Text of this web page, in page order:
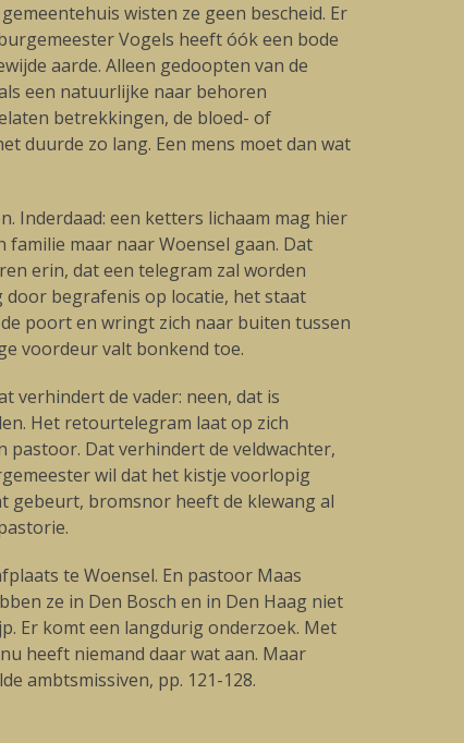
wisten ze geen bescheid. Er
Vogels heeft óók een bode
aarde. Alleen gedoopten van de
een natuurlijke naar behoren
betrekkingen, de bloed- of
duurde zo lang. Een mens moet dan wat
Inderdaad: een ketters lichaam mag hier
maar naar Woensel gaan. Dat
erin, dat een telegram zal worden
door begrafenis op locatie, het staat
poort en wringt zich naar buiten tussen
voordeur valt bonkend toe.
verhindert de vader: neen, dat is
Het retourtelegram laat op zich
pastoor. Dat verhindert de veldwachter,
wil dat het kistje voorlopig
gebeurt, bromsnor heeft de klewang al
te Woensel. En pastoor Maas
ze in Den Bosch en in Den Haag niet
Er komt een langdurig onderzoek. Met
heeft niemand daar wat aan. Maar
ambtsmissiven, pp. 121-128.